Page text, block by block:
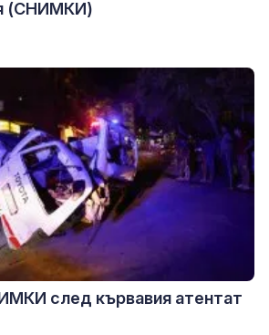
(СНИМКИ)
след кървавия атентат